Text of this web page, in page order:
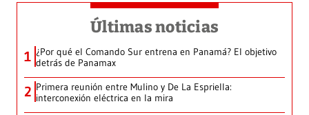
Últimas noticias
1 ¿Por qué el Comando Sur entrena en Panamá? El objetivo
detrás de Panamax
2 Primera reunión entre Mulino y De La Espriella:
interconexión eléctrica en la mira